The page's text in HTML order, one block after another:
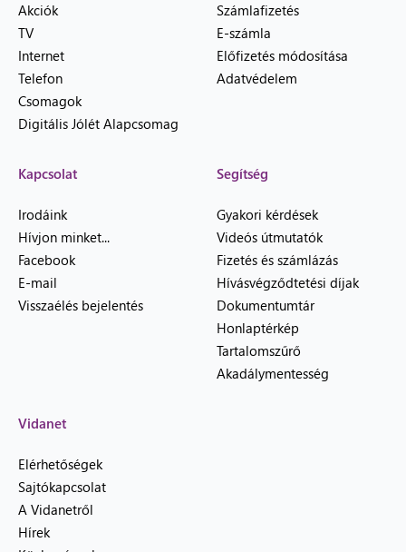
Akciók
TV
Internet
Telefon
Csomagok
Digitális Jólét Alapcsomag
Számlafizetés
E-számla
Előfizetés módosítása
Adatvédelem
Kapcsolat
Irodáink
Hívjon minket...
Facebook
E-mail
Visszaélés bejelentés
Segítség
Gyakori kérdések
Videós útmutatók
Fizetés és számlázás
Hívásvégződtetési díjak
Dokumentumtár
Honlaptérkép
Tartalomszűrő
Akadálymentesség
Vidanet
Elérhetőségek
Sajtókapcsolat
A Vidanetről
Hírek